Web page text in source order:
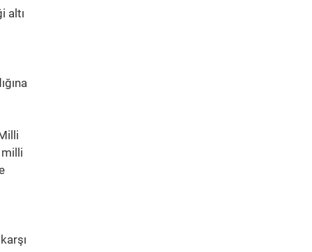
altı
milli